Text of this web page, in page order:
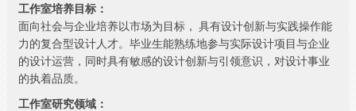
工作室培养目标：
面向社会与企业培养以市场为目标， 具有设计创新与实践操作能
力的复合型设计人才。毕业生能熟练地参与实际设计项目与企业
的设计运营，同时具有敏感的设计创新与引领意识，对设计事业
的执着品质。
工作室研究领域：